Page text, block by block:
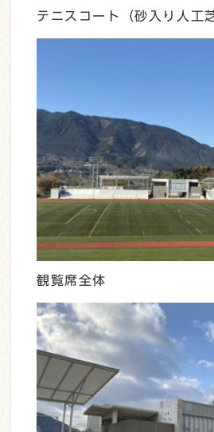
テニスコート（砂入り人工
観覧席全体